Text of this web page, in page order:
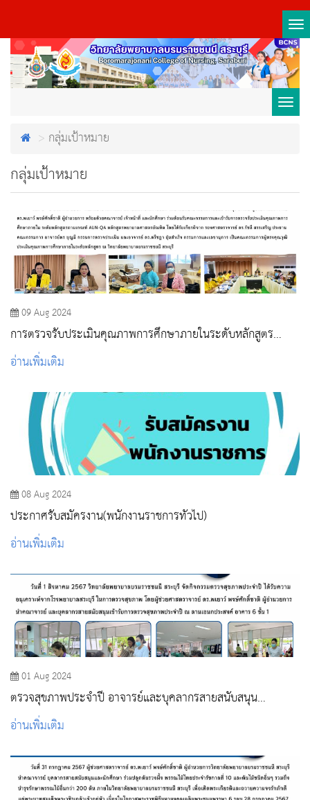
กลุ่มเป้าหมาย
กลุ่มเป้าหมาย
09 Aug 2024
การตรวจรับประเมินคุณภาพการศึกษาภายในระดับหลักสูตร
(AUN-QA)
อ่านเพิ่มเติม
08 Aug 2024
ประกาศรับสมัครงาน(พนักงานราชการทั่วไป)
อ่านเพิ่มเติม
01 Aug 2024
ตรวจสุขภาพประจำปี อาจารย์และบุคลากรสายสนับสนุน
วพบ.สระบุรี
อ่านเพิ่มเติม